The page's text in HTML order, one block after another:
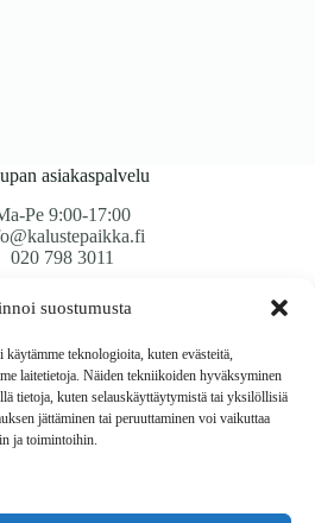
suostumusta
teknologioita, kuten evästeitä,
laitetietoja. Näiden tekniikoiden hyväksyminen
tietoja, kuten selauskäyttäytymistä tai yksilöllisiä
jättäminen tai peruuttaminen voi vaikuttaa
ja toimintoihin.
asiakaspalvelu
Pe 9:00-17:00
020 798 3011
/ Maksutavat
Toimitustavat
Maksutavat
ja palautus
Reklamaatiot